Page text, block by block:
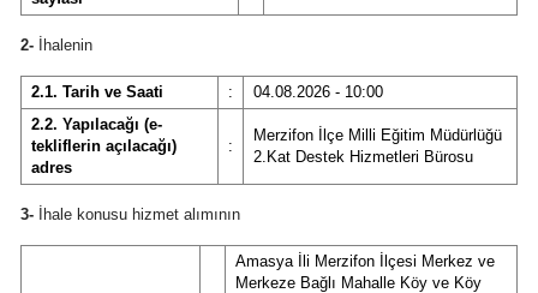
2- İhalenin
2.1. Tarih ve Saati :
04.08.2026 - 10:00
2.2. Yapılacağı (e-
tekliflerin açılacağı)
adres
:
Merzifon İlçe Milli Eğitim Müdürlüğü
2.Kat Destek Hizmetleri Bürosu
3- İhale konusu hizmet alımının
Amasya İli Merzifon İlçesi Merkez ve
Merkeze Bağlı Mahalle Köy ve Köy